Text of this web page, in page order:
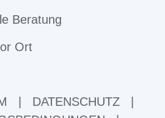
Beratung
Ort
DATENSCHUTZ